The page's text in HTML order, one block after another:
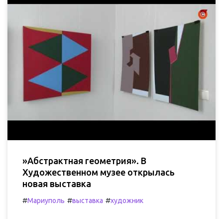
»Абстрактная геометрия». В
Художественном музее открылась
новая выставка
#Мариуполь #выставка #художник